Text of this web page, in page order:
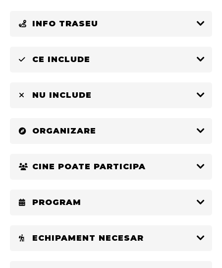
INFO TRASEU
CE INCLUDE
NU INCLUDE
ORGANIZARE
CINE POATE PARTICIPA
PROGRAM
ECHIPAMENT NECESAR